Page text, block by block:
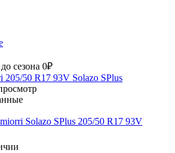
сезона 0₽
Solazo SPlus 205/50 R17 93V